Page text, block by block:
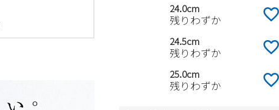
24.0cm
残りわずか
24.5cm
残りわずか
25.0cm
残りわずか